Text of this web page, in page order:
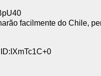
facilmente do Chile,